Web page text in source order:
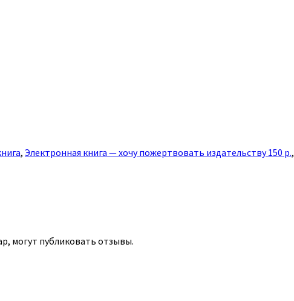
, Электронная книга — хочу пожертвовать издательству 150 р.,
могут публиковать отзывы.